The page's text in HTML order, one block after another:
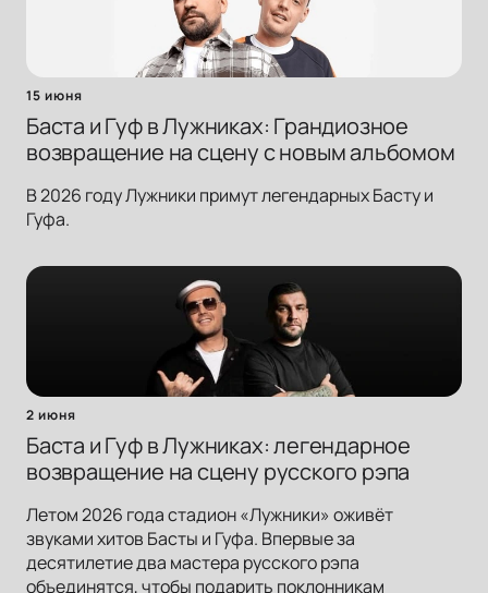
15 июня
Баста и Гуф в Лужниках: Грандиозное
возвращение на сцену с новым альбомом
В 2026 году Лужники примут легендарных Басту и
Гуфа.
2 июня
Баста и Гуф в Лужниках: легендарное
возвращение на сцену русского рэпа
Летом 2026 года стадион «Лужники» оживёт
звуками хитов Басты и Гуфа. Впервые за
десятилетие два мастера русского рэпа
объединятся, чтобы подарить поклонникам